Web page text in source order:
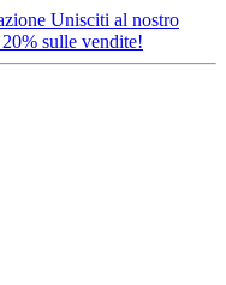
Unisciti al nostro
sulle vendite!